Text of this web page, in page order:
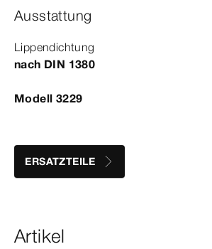
Ausstattung
Lippendichtung
nach DIN 1380
Modell 3229
ERSATZTEILE
Artikel